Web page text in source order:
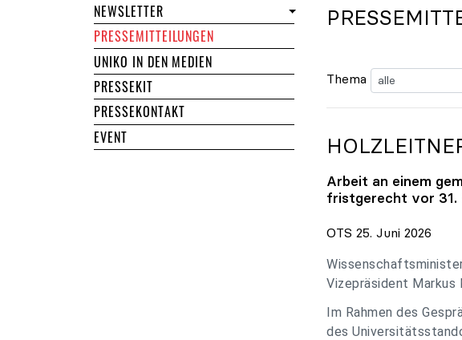
NEWSLETTER
PRESSEMITTEILUNGEN
UNIKO IN DEN MEDIEN
PRESSEKIT
PRESSEKONTAKT
EVENT
Thema
Arbeit an einem
fristgerecht vor 31.
OTS 25. Juni 2026
Vizepräsident Markus
Im Rahmen des
des